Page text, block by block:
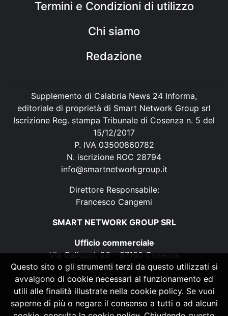
Termini e Condizioni di utilizzo
Chi siamo
Redazione
Supplemento di Calabria News 24 Informa,
editoriale di proprietà di Smart Network Group srl
Iscrizione Reg. stampa Tribunale di Cosenza n. 5 del
15/12/2017
P. IVA 03500860782
N. iscrizione ROC 28794
info@smartnetworkgroup.it
Direttore Responsabile:
Francesco Cangemi
SMART NETWORK GROUP SRL
Ufficio commerciale
Via Galluppi, 26 – 87100 Cosenza
P. IVA 03500860782
N. iscrizione ROC 28794
info@smartnetworkgroup.it
Questo sito o gli strumenti terzi da questo utilizzati si
avvalgono di cookie necessari al funzionamento ed
utili alle finalità illustrate nella cookie policy. Se vuoi
saperne di più o negare il consenso a tutti o ad alcuni